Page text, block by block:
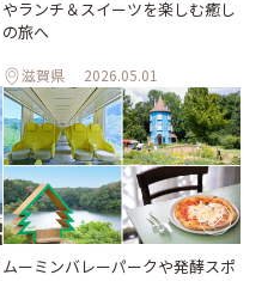
やランチ＆スイーツを楽しむ癒し
の旅へ
滋賀県 2026.05.01
ムーミンバレーパークや発酵スポ